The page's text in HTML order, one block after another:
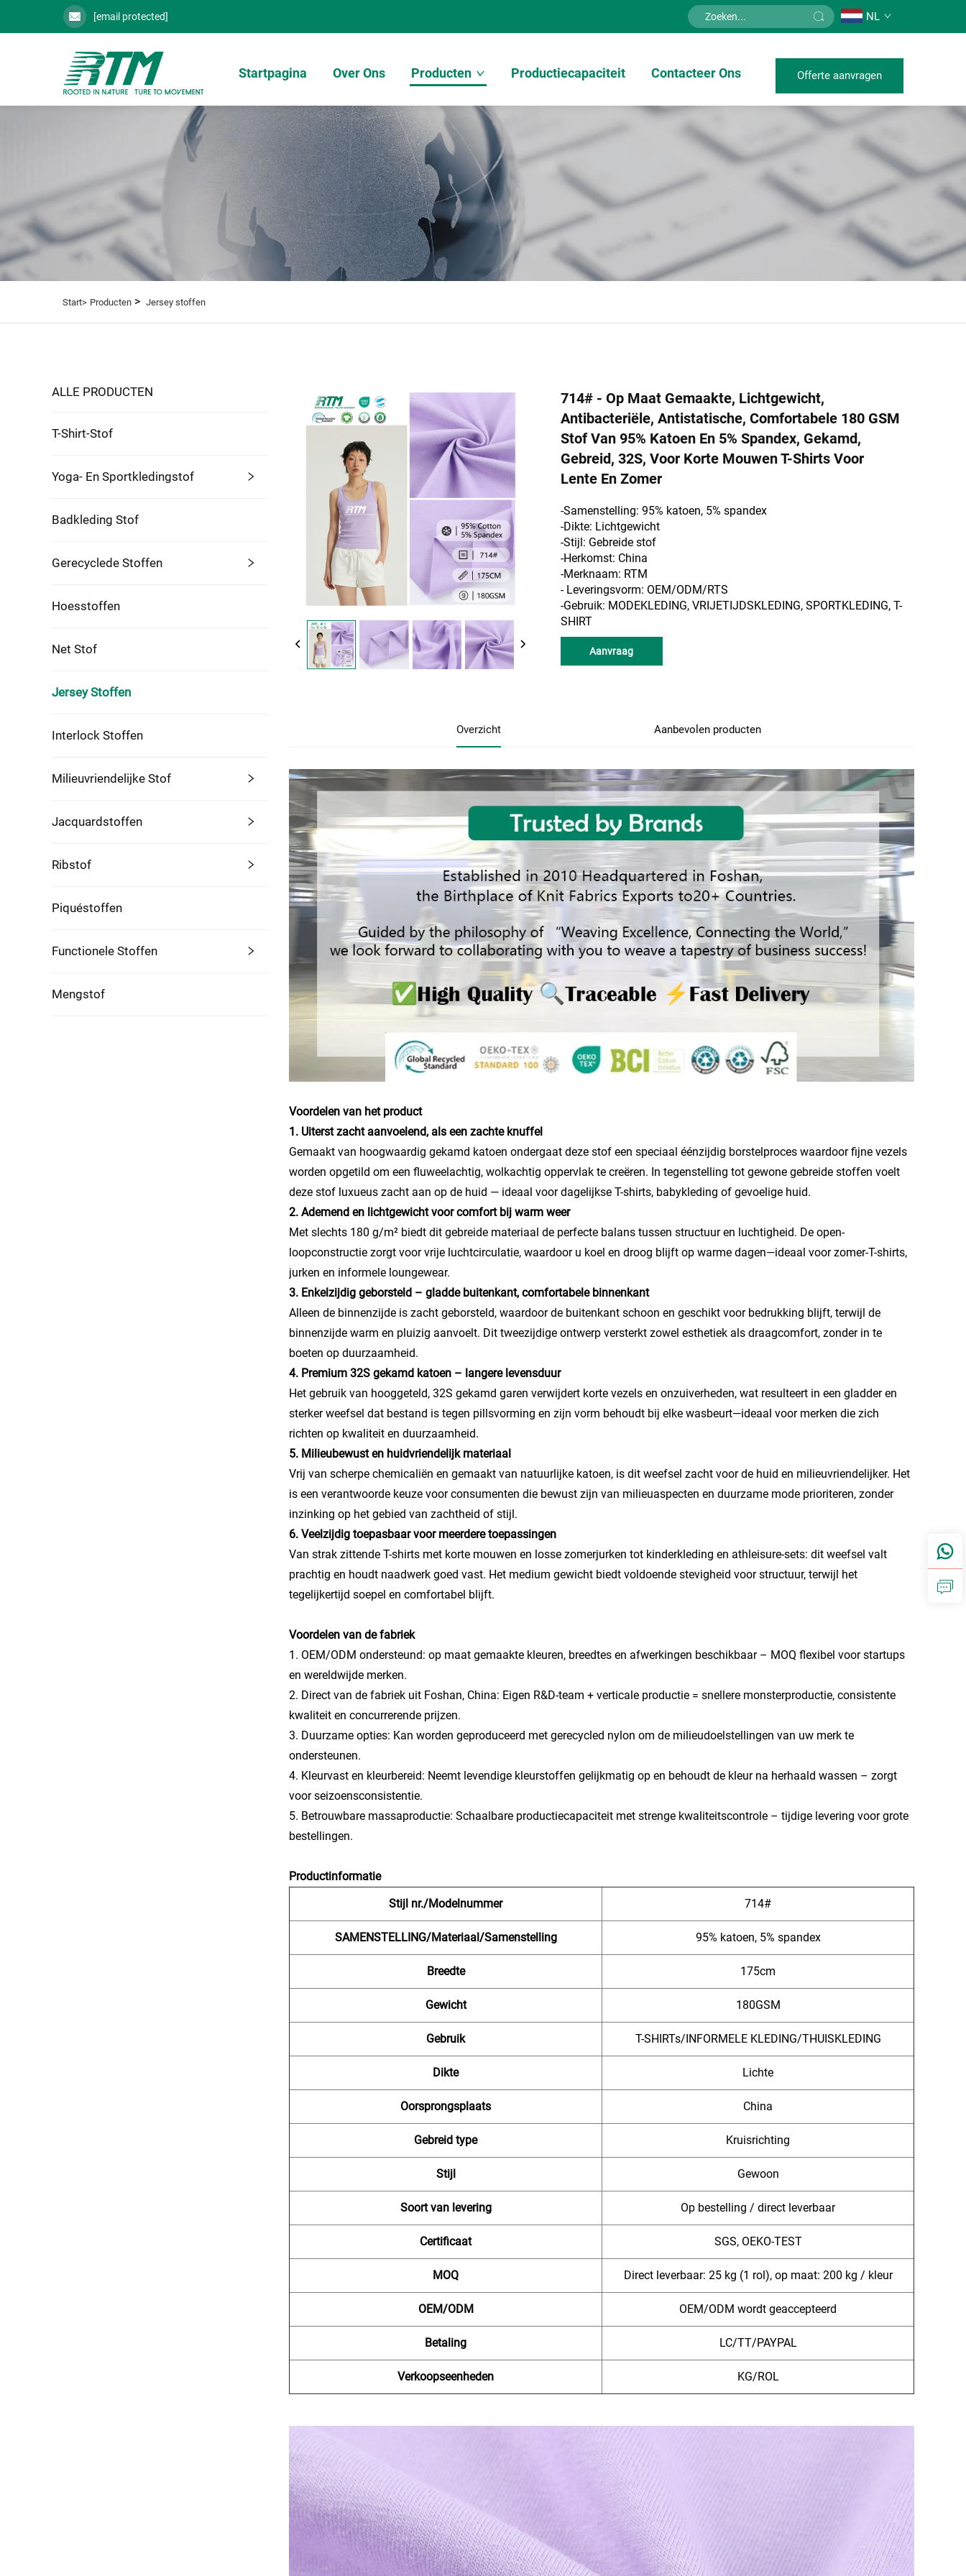
[email protected] NL
Startpagina Over Ons Producten Productiecapaciteit Contacteer Ons Offerte aanvragen
Start> Producten > Jersey stoffen
ALLE PRODUCTEN
T-Shirt-Stof
Yoga- En Sportkledingstof
Badkleding Stof
Gerecyclede Stoffen
Hoesstoffen
Net Stof
Jersey Stoffen
Interlock Stoffen
Milieuvriendelijke Stof
Jacquardstoffen
Ribstof
Piquéstoffen
Functionele Stoffen
Mengstof
714# - Op Maat Gemaakte, Lichtgewicht,
Antibacteriële, Antistatische, Comfortabele 180 GSM
Stof Van 95% Katoen En 5% Spandex, Gekamd,
Gebreid, 32S, Voor Korte Mouwen T-Shirts Voor
Lente En Zomer
-Samenstelling: 95% katoen, 5% spandex
-Dikte: Lichtgewicht
-Stijl: Gebreide stof
-Herkomst: China
-Merknaam: RTM
- Leveringsvorm: OEM/ODM/RTS
-Gebruik: MODEKLEDING, VRIJETIJDSKLEDING, SPORTKLEDING, T-
SHIRT
Aanvraag
Overzicht Aanbevolen producten
Voordelen van het product
1. Uiterst zacht aanvoelend, als een zachte knuffel
Gemaakt van hoogwaardig gekamd katoen ondergaat deze stof een speciaal éénzijdig borstelproces waardoor fijne vezels
worden opgetild om een fluweelachtig, wolkachtig oppervlak te creëren. In tegenstelling tot gewone gebreide stoffen voelt
deze stof luxueus zacht aan op de huid — ideaal voor dagelijkse T-shirts, babykleding of gevoelige huid.
2. Ademend en lichtgewicht voor comfort bij warm weer
Met slechts 180 g/m² biedt dit gebreide materiaal de perfecte balans tussen structuur en luchtigheid. De open-
loopconstructie zorgt voor vrije luchtcirculatie, waardoor u koel en droog blijft op warme dagen—ideaal voor zomer-T-shirts,
jurken en informele loungewear.
3. Enkelzijdig geborsteld – gladde buitenkant, comfortabele binnenkant
Alleen de binnenzijde is zacht geborsteld, waardoor de buitenkant schoon en geschikt voor bedrukking blijft, terwijl de
binnenzijde warm en pluizig aanvoelt. Dit tweezijdige ontwerp versterkt zowel esthetiek als draagcomfort, zonder in te
boeten op duurzaamheid.
4. Premium 32S gekamd katoen – langere levensduur
Het gebruik van hooggeteld, 32S gekamd garen verwijdert korte vezels en onzuiverheden, wat resulteert in een gladder en
sterker weefsel dat bestand is tegen pillsvorming en zijn vorm behoudt bij elke wasbeurt—ideaal voor merken die zich
richten op kwaliteit en duurzaamheid.
5. Milieubewust en huidvriendelijk materiaal
Vrij van scherpe chemicaliën en gemaakt van natuurlijke katoen, is dit weefsel zacht voor de huid en milieuvriendelijker. Het
is een verantwoorde keuze voor consumenten die bewust zijn van milieuaspecten en duurzame mode prioriteren, zonder
inzinking op het gebied van zachtheid of stijl.
6. Veelzijdig toepasbaar voor meerdere toepassingen
Van strak zittende T-shirts met korte mouwen en losse zomerjurken tot kinderkleding en athleisure-sets: dit weefsel valt
prachtig en houdt naadwerk goed vast. Het medium gewicht biedt voldoende stevigheid voor structuur, terwijl het
tegelijkertijd soepel en comfortabel blijft.
Voordelen van de fabriek
1. OEM/ODM ondersteund: op maat gemaakte kleuren, breedtes en afwerkingen beschikbaar – MOQ flexibel voor startups
en wereldwijde merken.
2. Direct van de fabriek uit Foshan, China: Eigen R&D-team + verticale productie = snellere monsterproductie, consistente
kwaliteit en concurrerende prijzen.
3. Duurzame opties: Kan worden geproduceerd met gerecycled nylon om de milieudoelstellingen van uw merk te
ondersteunen.
4. Kleurvast en kleurbereid: Neemt levendige kleurstoffen gelijkmatig op en behoudt de kleur na herhaald wassen – zorgt
voor seizoensconsistentie.
5. Betrouwbare massaproductie: Schaalbare productiecapaciteit met strenge kwaliteitscontrole – tijdige levering voor grote
bestellingen.
Productinformatie
Stijl nr./Modelnummer
714#
SAMENSTELLING/Materiaal/Samenstelling 95% katoen, 5% spandex
Breedte 175cm
Gewicht 180GSM
Gebruik T-SHIRTs/INFORMELE KLEDING/THUISKLEDING
Dikte Lichte
Oorsprongsplaats China
Gebreid type Kruisrichting
Stijl Gewoon
Soort van levering Op bestelling / direct leverbaar
Certificaat SGS, OEKO-TEST
MOQ Direct leverbaar: 25 kg (1 rol), op maat: 200 kg / kleur
OEM/ODM OEM/ODM wordt geaccepteerd
Betaling LC/TT/PAYPAL
Verkoopseenheden KG/ROL